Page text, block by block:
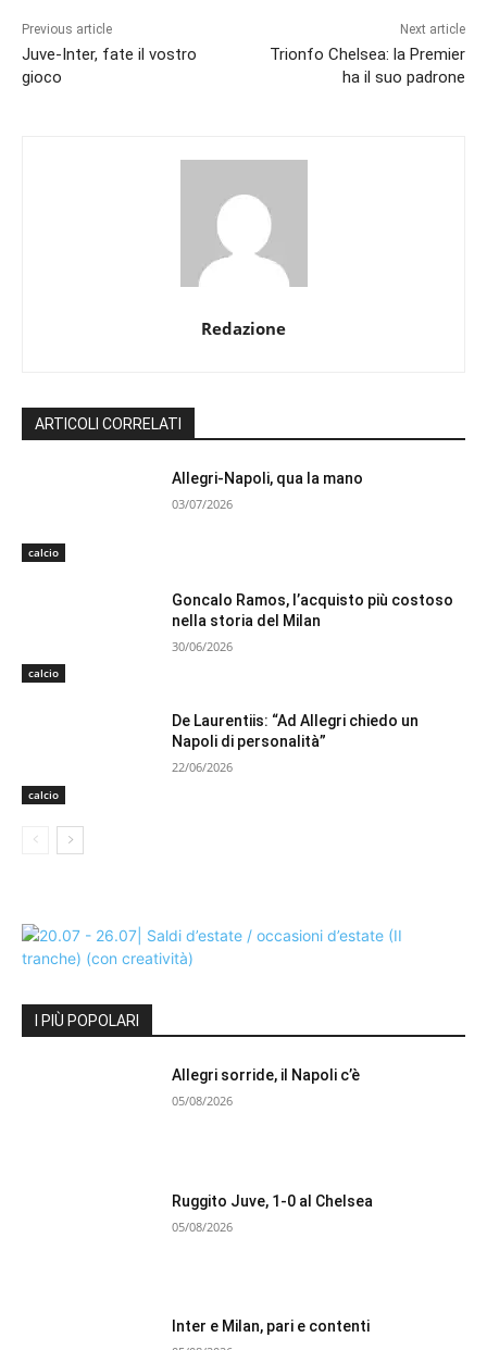
Previous article
Juve-Inter, fate il vostro
gioco
Next article
Trionfo Chelsea: la Premier
ha il suo padrone
Redazione
ARTICOLI CORRELATI
calcio
Allegri-Napoli, qua la mano
03/07/2026
calcio
Goncalo Ramos, l’acquisto più costoso
nella storia del Milan
30/06/2026
calcio
De Laurentiis: “Ad Allegri chiedo un
Napoli di personalità”
22/06/2026
I PIÙ POPOLARI
Allegri sorride, il Napoli c’è
05/08/2026
Ruggito Juve, 1-0 al Chelsea
05/08/2026
Inter e Milan, pari e contenti